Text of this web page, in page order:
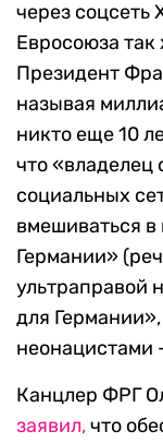
через соцсеть
Евросоюза
Президент
называя
никто еще 10
что
социальных
вмешиваться в
Германии»
ультраправой
для
неонацистами
Канцлер ФРГ
заявил,что